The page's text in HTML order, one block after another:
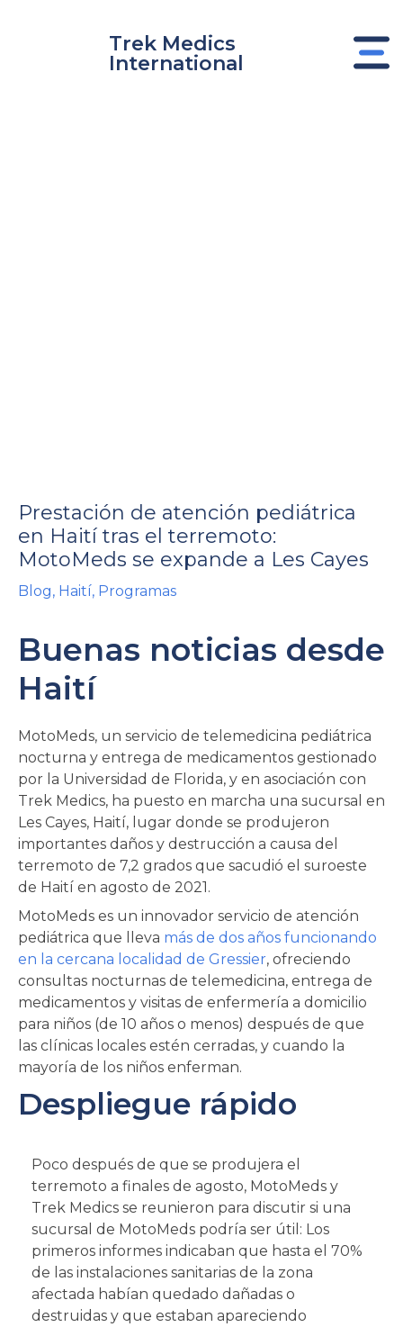
Trek Medics
International
Prestación de atención pediátrica
en Haití tras el terremoto:
MotoMeds se expande a Les Cayes
Blog, Haití, Programas
Buenas noticias desde
Haití
MotoMeds, un servicio de telemedicina pediátrica
nocturna y entrega de medicamentos gestionado
por la Universidad de Florida, y en asociación con
Trek Medics, ha puesto en marcha una sucursal en
Les Cayes, Haití, lugar donde se produjeron
importantes daños y destrucción a causa del
terremoto de 7,2 grados que sacudió el suroeste
de Haití en agosto de 2021.
MotoMeds es un innovador servicio de atención
pediátrica que lleva más de dos años funcionando
en la cercana localidad de Gressier, ofreciendo
consultas nocturnas de telemedicina, entrega de
medicamentos y visitas de enfermería a domicilio
para niños (de 10 años o menos) después de que
las clínicas locales estén cerradas, y cuando la
mayoría de los niños enferman.
Despliegue rápido
Poco después de que se produjera el
terremoto a finales de agosto, MotoMeds y
Trek Medics se reunieron para discutir si una
sucursal de MotoMeds podría ser útil: Los
primeros informes indicaban que hasta el 70%
de las instalaciones sanitarias de la zona
afectada habían quedado dañadas o
destruidas y que estaban apareciendo